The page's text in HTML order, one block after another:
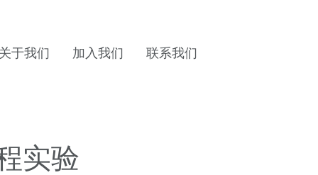
于我们 加入我们 联系我们
实验